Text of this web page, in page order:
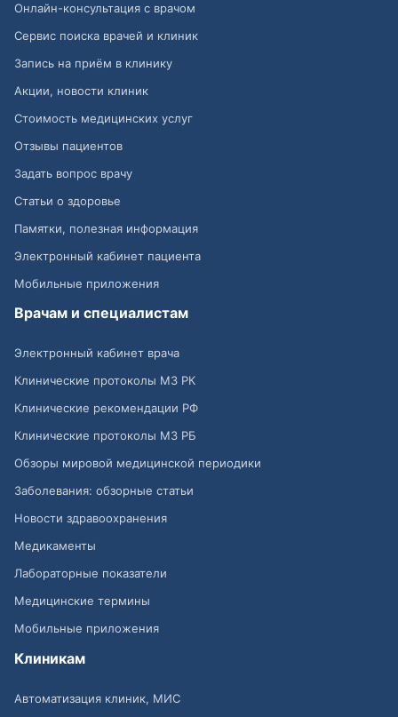
Онлайн-консультация с врачом
Сервис поиска врачей и клиник
Запись на приём в клинику
Акции, новости клиник
Стоимость медицинских услуг
Отзывы пациентов
Задать вопрос врачу
Статьи о здоровье
Памятки, полезная информация
Электронный кабинет пациента
Мобильные приложения
Врачам и специалистам
Электронный кабинет врача
Клинические протоколы МЗ РК
Клинические рекомендации РФ
Клинические протоколы МЗ РБ
Обзоры мировой медицинской периодики
Заболевания: обзорные статьи
Новости здравоохранения
Медикаменты
Лабораторные показатели
Медицинские термины
Мобильные приложения
Клиникам
Автоматизация клиник, МИС